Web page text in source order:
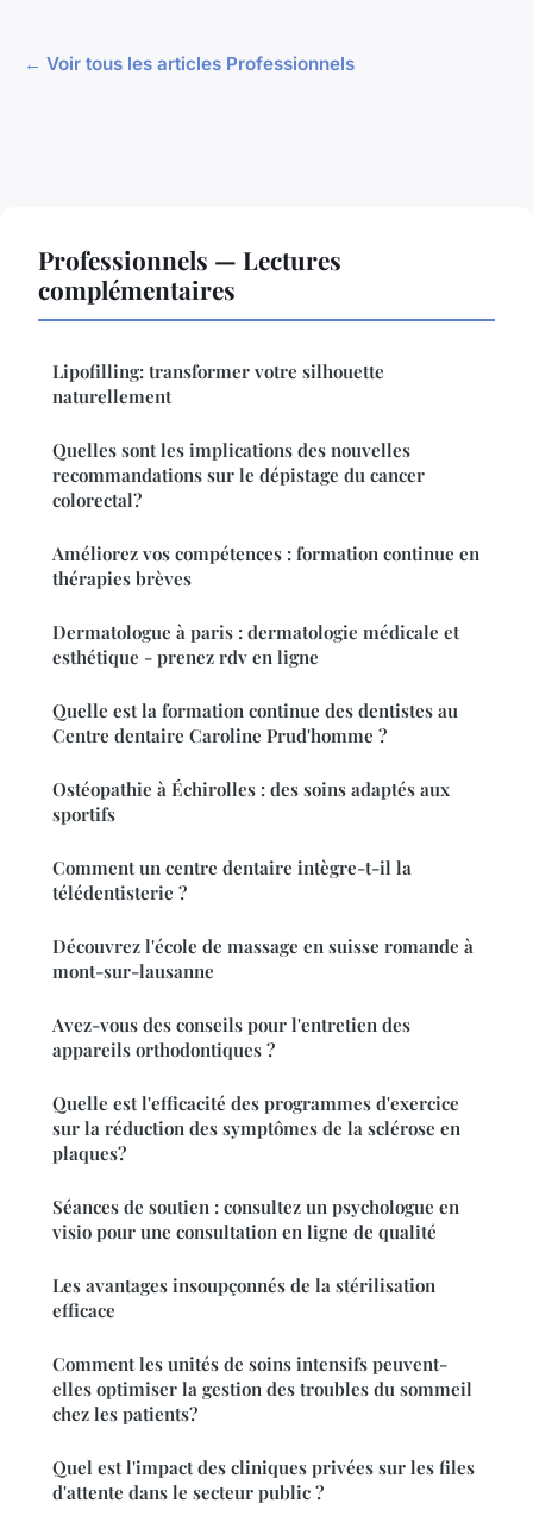
← Voir tous les articles Professionnels
Professionnels — Lectures
complémentaires
Lipofilling: transformer votre silhouette
naturellement
Quelles sont les implications des nouvelles
recommandations sur le dépistage du cancer
colorectal?
Améliorez vos compétences : formation continue en
thérapies brèves
Dermatologue à paris : dermatologie médicale et
esthétique - prenez rdv en ligne
Quelle est la formation continue des dentistes au
Centre dentaire Caroline Prud'homme ?
Ostéopathie à Échirolles : des soins adaptés aux
sportifs
Comment un centre dentaire intègre-t-il la
télédentisterie ?
Découvrez l'école de massage en suisse romande à
mont-sur-lausanne
Avez-vous des conseils pour l'entretien des
appareils orthodontiques ?
Quelle est l'efficacité des programmes d'exercice
sur la réduction des symptômes de la sclérose en
plaques?
Séances de soutien : consultez un psychologue en
visio pour une consultation en ligne de qualité
Les avantages insoupçonnés de la stérilisation
efficace
Comment les unités de soins intensifs peuvent-
elles optimiser la gestion des troubles du sommeil
chez les patients?
Quel est l'impact des cliniques privées sur les files
d'attente dans le secteur public ?